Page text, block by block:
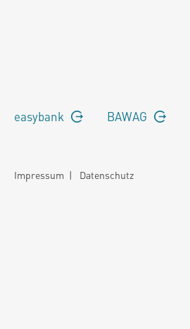
easybank BAWAG
Impressum | Datenschutz